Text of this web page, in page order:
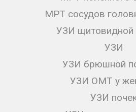
МРТ сосудов
УЗИ
УЗИ
УЗИ брюшной
УЗИ ОМТ у
УЗИ